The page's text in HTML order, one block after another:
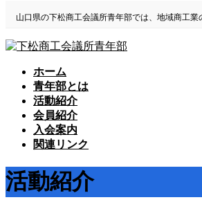
ン
ー
山口県の下松商工会議所青年部では、地域商工
ホーム
青年部とは
活動紹介
会員紹介
入会案内
関連リンク
活動紹介